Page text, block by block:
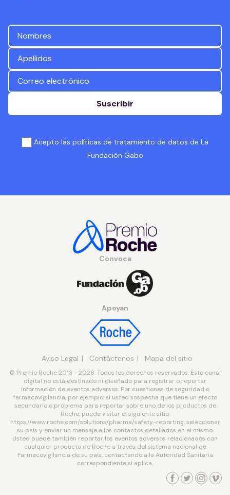
Suscribir
Acepto las políticas de tratamiento de datos de La
Fundación Gabo
Convoca
Apoyan
Aviso Legal Contáctenos Mapa del sitio
© Premio Roche 2013 - 2026. Todos los derechos reservados. Este canal
digital no está destinado ni diseñado para registrar o reportar
información de eventos adversos. Por cuestiones de seguridad o
farmacovigilancia, por ejemplo: si usted sospecha que tiene un efecto
secundario o problema para reportar sobre uno de los productos de
Roche, puede visitar el siguiente sitio:
https://www.roche.com/solutions/pharma/safety-reporting, seleccionar
su país y enviar un mensaje a los contactos detallados en el mismo.
Usted puede también reportar los eventos adversos relacionados con
cualquier producto de Roche a través del sistema nacional de
Farmacovigilancia de su país, contactando a la Autoridad Sanitaria
correspondiente si aplica.